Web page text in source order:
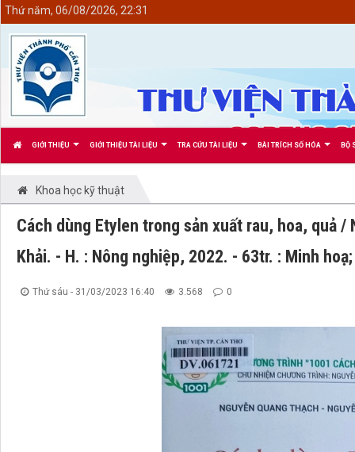
GIỚI THIỆU GIỚI THIỆU TÀI LIỆU TRA CỨU TÀI LIỆU BÀI TRÍCH SỐ HÓA BỘ
Thứ năm, 06/08/2026, 22:31
Khoa học kỹ thuật
Cách dùng Etylen trong sản xuất rau, hoa, quả /
Khải. - H. : Nông nghiệp, 2022. - 63tr. : Minh
Thứ sáu - 31/03/2023 16:40 3.568 0
<